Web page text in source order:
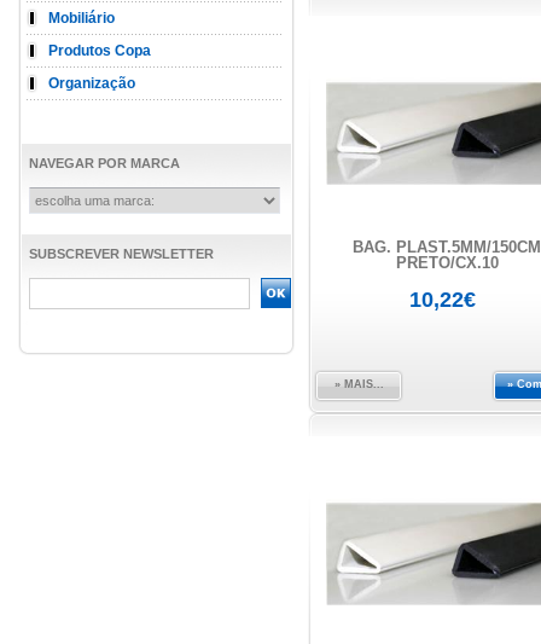
Mobiliário
Produtos Copa
Organização
NAVEGAR POR MARCA
SUBSCREVER NEWSLETTER
BAG. PLÁST.5MM/150CM
PRETO/CX.10
10,22€
»
» MAIS...